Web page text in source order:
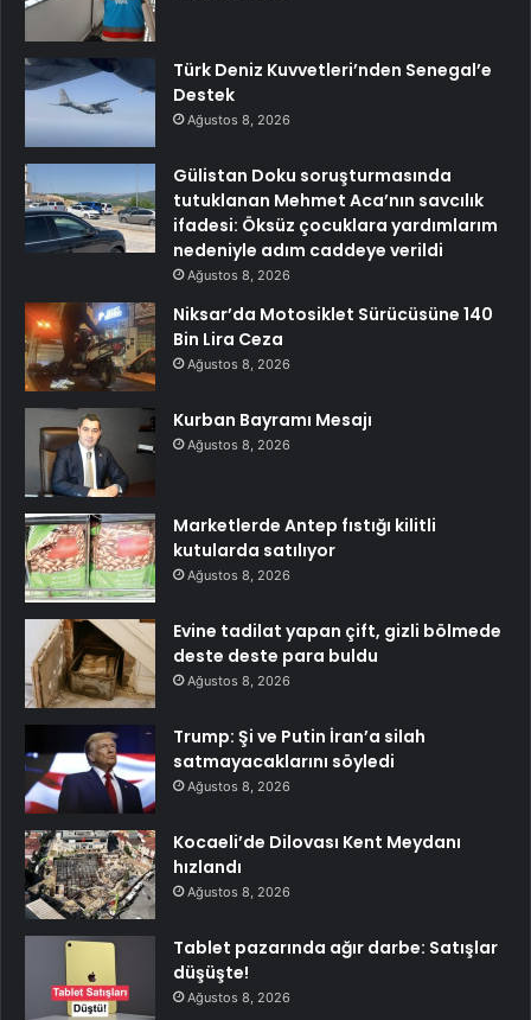
Türk Deniz Kuvvetleri’nden Senegal’e
Destek
Ağustos 8, 2026
Gülistan Doku soruşturmasında
tutuklanan Mehmet Aca’nın savcılık
ifadesi: Öksüz çocuklara yardımlarım
nedeniyle adım caddeye verildi
Ağustos 8, 2026
Niksar’da Motosiklet Sürücüsüne 140
Bin Lira Ceza
Ağustos 8, 2026
Kurban Bayramı Mesajı
Ağustos 8, 2026
Marketlerde Antep fıstığı kilitli
kutularda satılıyor
Ağustos 8, 2026
Evine tadilat yapan çift, gizli bölmede
deste deste para buldu
Ağustos 8, 2026
Trump: Şi ve Putin İran’a silah
satmayacaklarını söyledi
Ağustos 8, 2026
Kocaeli’de Dilovası Kent Meydanı
hızlandı
Ağustos 8, 2026
Tablet pazarında ağır darbe: Satışlar
düşüşte!
Ağustos 8, 2026